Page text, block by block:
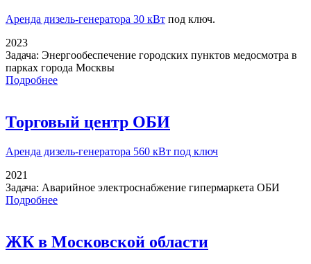
Аренда дизель-генератора 30 кВт под ключ.
2023
Задача: Энергообеспечение городских пунктов медосмотра в
парках города Москвы
Подробнее
Торговый центр ОБИ
Аренда дизель-генератора 560 кВт под ключ
2021
Задача: Аварийное электроснабжение гипермаркета ОБИ
Подробнее
ЖК в Московской области